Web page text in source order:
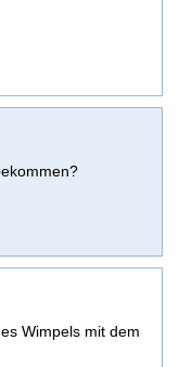
Wimpels mit dem